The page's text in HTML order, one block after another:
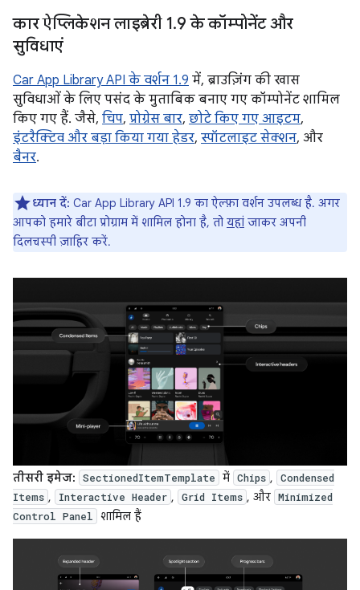
कार ऐप्लिकेशन लाइब्रेरी 1.9 के कॉम्पोनेंट और
सुविधाएं
Car App Library API के वर्शन 1.9 में, ब्राउज़िंग की खास
सुविधाओं के लिए पसंद के मुताबिक बनाए गए कॉम्पोनेंट शामिल
किए गए हैं. जैसे, चिप, प्रोग्रेस बार, छोटे किए गए आइटम,
इंटरैक्टिव और बड़ा किया गया हेडर, स्पॉटलाइट सेक्शन, और
बैनर.
ध्यान दें: Car App Library API 1.9 का ऐल्फ़ा वर्शन उपलब्ध है. अगर
आपको हमारे बीटा प्रोग्राम में शामिल होना है, तो यहां जाकर अपनी
दिलचस्पी ज़ाहिर करें.
तीसरी इमेज: SectionedItemTemplate में Chips ,
Condensed
Items , Interactive Header , Grid Items , और Minimized
Control Panel
शामिल हैं